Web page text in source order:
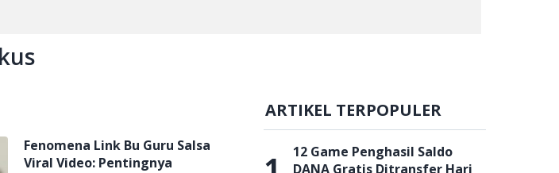
Fenomena Link Bu Guru Salsa
Viral Video: Pentingnya
ARTIKEL TERPOPULER
12 Game Penghasil Saldo
DANA Gratis Ditransfer Hari